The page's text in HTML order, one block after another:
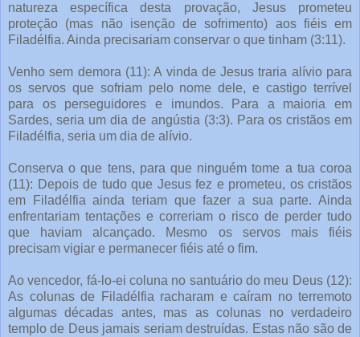
natureza específica desta provação, Jesus prometeu
proteção (mas não isenção de sofrimento) aos fiéis em
Filadélfia. Ainda precisariam conservar o que tinham (3:11).
Venho sem demora (11): A vinda de Jesus traria alívio para
os servos que sofriam pelo nome dele, e castigo terrível
para os perseguidores e imundos. Para a maioria em
Sardes, seria um dia de angústia (3:3). Para os cristãos em
Filadélfia, seria um dia de alívio.
Conserva o que tens, para que ninguém tome a tua coroa
(11): Depois de tudo que Jesus fez e prometeu, os cristãos
em Filadélfia ainda teriam que fazer a sua parte. Ainda
enfrentariam tentações e correriam o risco de perder tudo
que haviam alcançado. Mesmo os servos mais fiéis
precisam vigiar e permanecer fiéis até o fim.
Ao vencedor, fá-lo-ei coluna no santuário do meu Deus (12):
As colunas de Filadélfia racharam e caíram no terremoto
algumas décadas antes, mas as colunas no verdadeiro
templo de Deus jamais seriam destruídas. Estas não são de